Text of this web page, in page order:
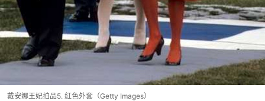
戴安娜王妃拍品5. 紅色外套（Getty Images）